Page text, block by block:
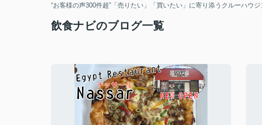
“お客様の声300件超”「売りたい」「買いたい」に寄り添うクルーハウ
飲食ナビのブログ一覧